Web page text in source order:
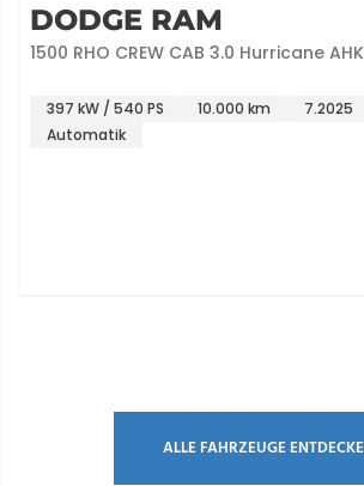
DODGE RAM
1500 RHO CREW CAB 3.0 Hurricane
397 kW / 540 PS 10.000 km 7.2025
Automatik
ALLE FAHRZEUGE